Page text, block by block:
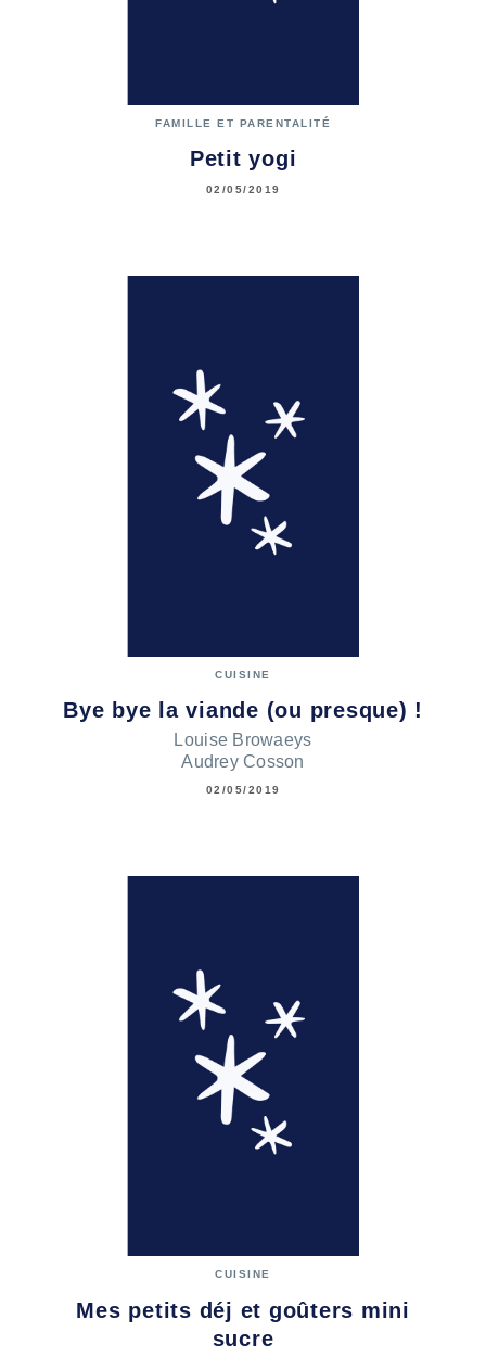
FAMILLE ET PARENTALITÉ
Petit yogi
02/05/2019
CUISINE
Bye bye la viande (ou presque) !
Louise Browaeys
Audrey Cosson
02/05/2019
CUISINE
Mes petits déj et goûters mini
sucre